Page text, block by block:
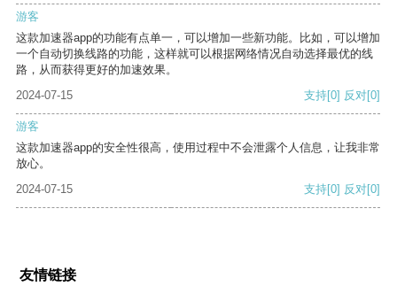
游客
这款加速器app的功能有点单一，可以增加一些新功能。比如，可以增加
一个自动切换线路的功能，这样就可以根据网络情况自动选择最优的线
路，从而获得更好的加速效果。
2024-07-15
支持[0] 反对[0]
游客
这款加速器app的安全性很高，使用过程中不会泄露个人信息，让我非常
放心。
2024-07-15
支持[0] 反对[0]
友情链接